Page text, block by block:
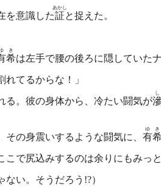
を意識した証
あかし
と捉えた。
希
き
は左手で腰の後ろに隠していた
れてるからな！」
る。彼の身体から、冷たい闘気が滲
し
の身震いするような闘気に、 有
ゆき
こで尻込みするのは余りにもみっと
ない。そうだろう!?）